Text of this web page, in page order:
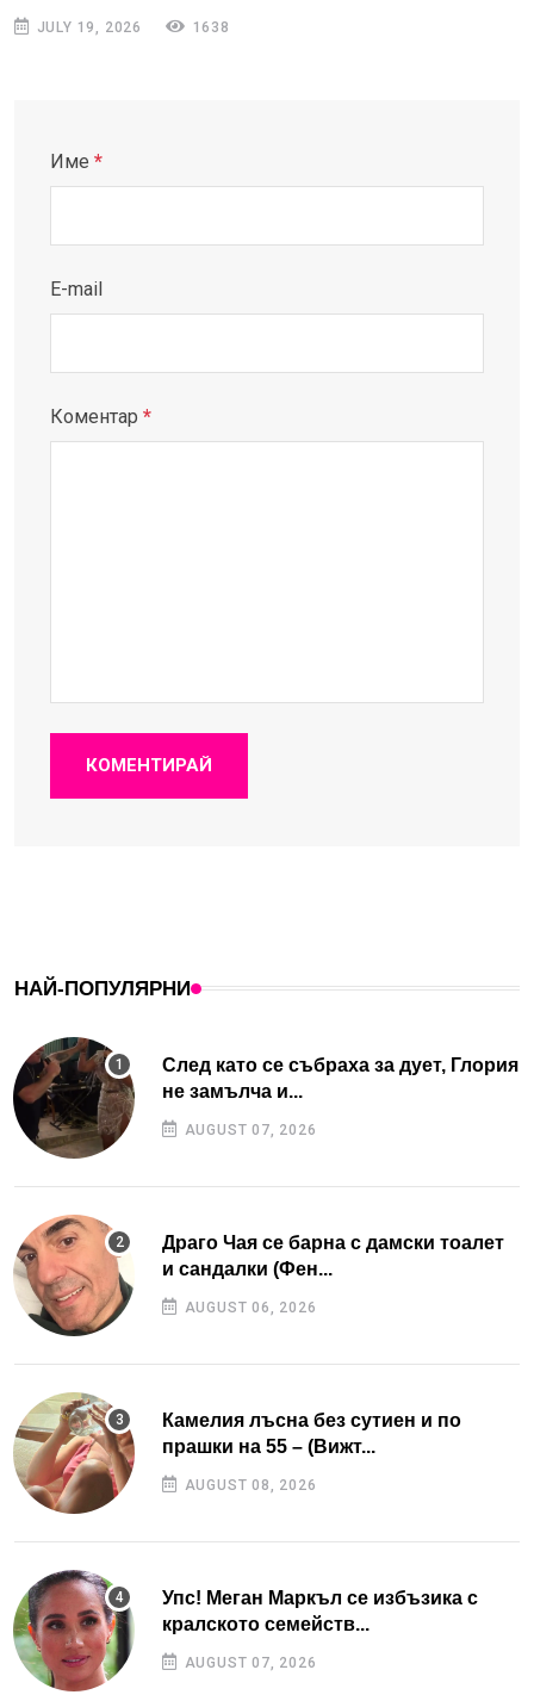
JULY 19, 2026 1638
Име *
E-mail
Коментар *
КОМЕНТИРАЙ
НАЙ-ПОПУЛЯРНИ
След като се събраха за дует, Глория
не замълча и...
AUGUST 07, 2026
Драго Чая се барна с дамски тоалет
и сандалки (Фен...
AUGUST 06, 2026
Камелия лъсна без сутиен и по
прашки на 55 – (Вижт...
AUGUST 08, 2026
Упс! Меган Маркъл се избъзика с
кралското семейств...
AUGUST 07, 2026